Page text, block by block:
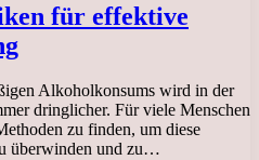
für effektive
Alkoholkonsums wird in der
dringlicher. Für viele Menschen
zu finden, um diese
überwinden und zu…